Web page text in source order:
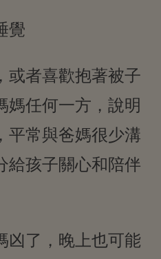
覺
或者喜歡抱著被子
媽任何一方，說明
平常與爸媽很少溝
給孩子關心和陪伴
凶了，晚上也可能